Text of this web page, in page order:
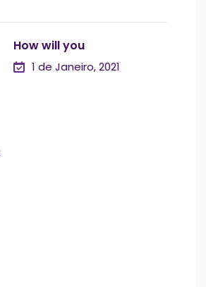
How will you
1 de Janeiro, 2021